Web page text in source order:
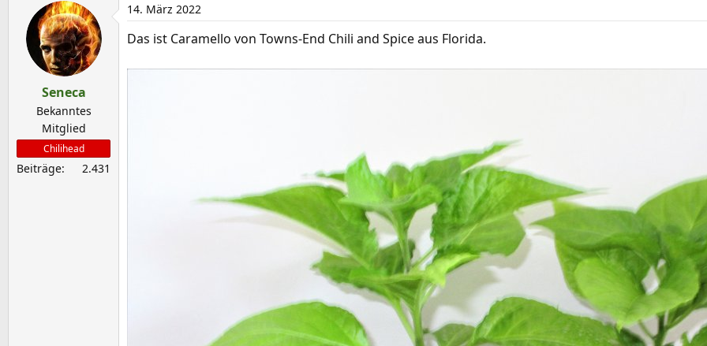
Seneca
Bekanntes
Mitglied
Chilihead
Beiträge 2.431
14. März 2022
Das ist Caramello von Towns-End Chili and Spice aus Florida.